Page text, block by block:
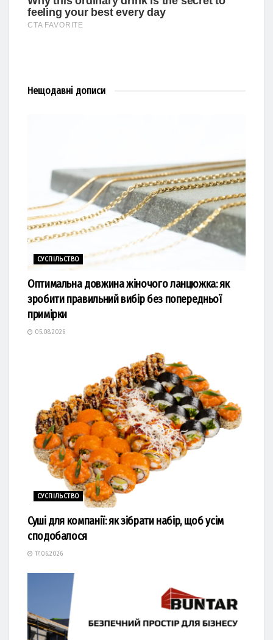
Нещодавні дописи
СУСПІЛЬСТВО
Оптимальна довжина жіночого ланцюжка: як
зробити правильний вибір без попередньої
примірки
05.08.2026
СУСПІЛЬСТВО
Суші для компанії: як зібрати набір, щоб усім
сподобалося
17.06.2026